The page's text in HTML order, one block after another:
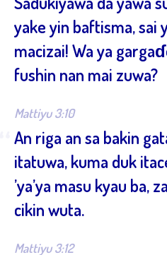
yake yin baftisma, sai
macizai! Wa ya
fushin nan mai zuwa?
Mattiyu 3:10
An riga an sa bakin
itatuwa, kuma duk
’ya’ya masu kyau ba,
cikin wuta.
Mattiyu 3:12